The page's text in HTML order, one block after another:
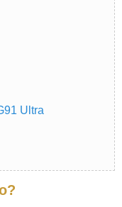
Ultra